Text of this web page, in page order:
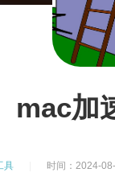
mac加
具 时间：2024-